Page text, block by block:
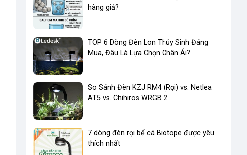
hàng giả?
TOP 6 Dòng Đèn Lon Thủy Sinh Đáng
Mua, Đâu Là Lựa Chọn Chân Ái?
So Sánh Đèn KZJ RM4 (Rọi) vs. Netlea
AT5 vs. Chihiros WRGB 2
7 dòng đèn rọi bể cá Biotope được yêu
thích nhất